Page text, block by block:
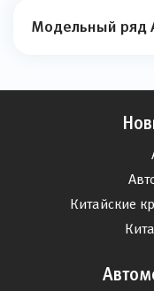
Модельный ряд
Китайские